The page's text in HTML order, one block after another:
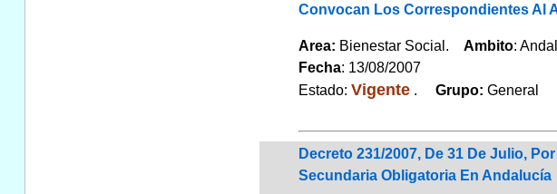
Convocan Los Correspondientes Al
Area: Bienestar Social. Ambito:
Fecha: 13/08/2007
Estado: Vigente. Grupo: General
Decreto 231/2007, De 31 De Julio,
Secundaria Obligatoria En Andalucía